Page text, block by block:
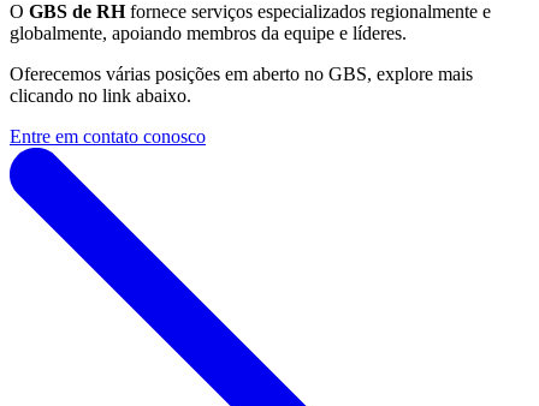
O GBS de RHfornece serviços especializados regionalmente e
globalmente, apoiando membros da equipe e líderes.
Oferecemos várias posições em aberto no GBS, explore mais
clicando no link abaixo.
Entre em contato conosco